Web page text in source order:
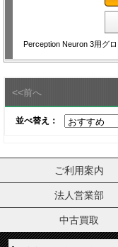
Perception Neuron 3用グ
<<前へ
並べ替え：
ご利用案内
法人営業部
中古買取